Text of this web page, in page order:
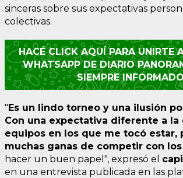
sinceras sobre sus expectativas
colectivas.
HACÉ CLICK AQUÍ PARA UNIRTE
WHATSAPP DE DIARIO
SIEMPRE
"Es un lindo torneo y una ilusión
Con una expectativa diferente a la
equipos en los que me tocó estar,
muchas ganas de competir con
hacer un buen papel", expresó el
en una entrevista publicada en las